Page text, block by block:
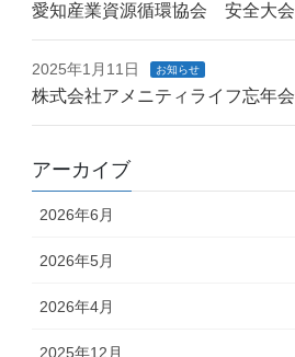
愛知産業資源循環協会 安全大会
2025年1月11日 お知らせ
株式会社アメニティライフ忘年会
アーカイブ
2026年6月
2026年5月
2026年4月
2025年12月